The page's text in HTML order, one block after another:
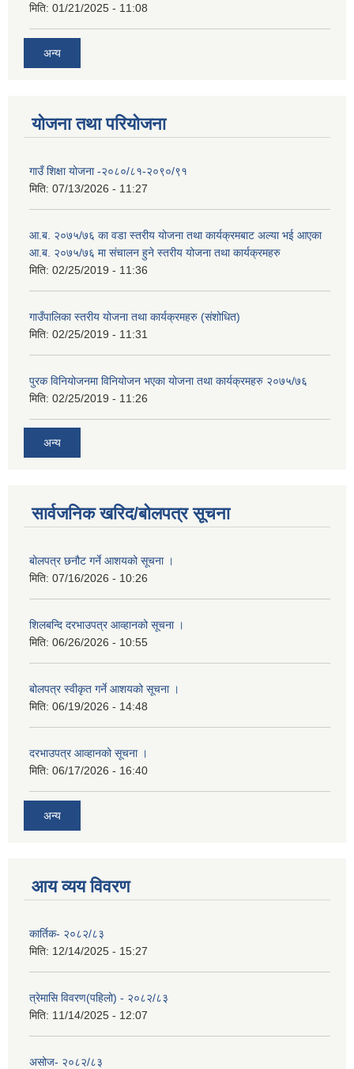
मिति: 01/21/2025 - 11:08
अन्य
योजना तथा परियोजना
गाउँ शिक्षा योजना -२०८०/८१-२०९०/९१
मिति: 07/13/2026 - 11:27
आ.ब. २०७५/७६ का वडा स्तरीय योजना तथा कार्यक्रमबाट अल्या भई आएका
आ.ब. २०७५/७६ मा स‌ंचालन हुने स्तरीय योजना तथा कार्यक्रमहरु
मिति: 02/25/2019 - 11:36
गाउँपालिका स्तरीय योजना तथा कार्यक्रमहरु (स‌ंशोधित)
मिति: 02/25/2019 - 11:31
पुरक विनियोजनमा विनियोजन भएका योजना तथा कार्यक्रमहरु २०७५/७६
मिति: 02/25/2019 - 11:26
अन्य
सार्वजनिक खरिद/बोलपत्र सूचना
बोलपत्र छनौट गर्ने आशयको सूचना ।
मिति: 07/16/2026 - 10:26
शिलबन्दि दरभाउपत्र आव्हानको सूचना ।
मिति: 06/26/2026 - 10:55
बोलपत्र स्वीकृत गर्ने आशयको सूचना ।
मिति: 06/19/2026 - 14:48
दरभाउपत्र आव्हानको सूचना ।
मिति: 06/17/2026 - 16:40
अन्य
आय व्यय विवरण
कार्तिक- २०८२/८३
मिति: 12/14/2025 - 15:27
त्रेमासि विवरण(पहिलो) - २०८२/८३
मिति: 11/14/2025 - 12:07
असोज- २०८२/८३